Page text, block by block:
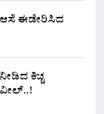
ಈಡೇರಿಸಿದ
ಕಿಚ್ಚ